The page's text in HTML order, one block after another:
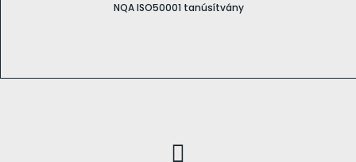
NQA ISO50001 tanúsítvány